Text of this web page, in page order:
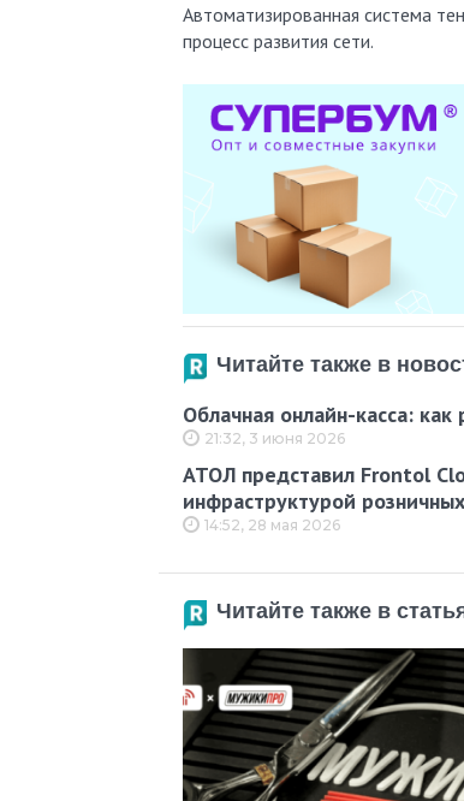
Автоматизированная система
процесс развития сети.
Читайте также в
Облачная онлайн-касса:
21:32, 3 июня 2026
АТОЛ представил Frontol
инфраструктурой
14:52, 28 мая 2026
Читайте также в